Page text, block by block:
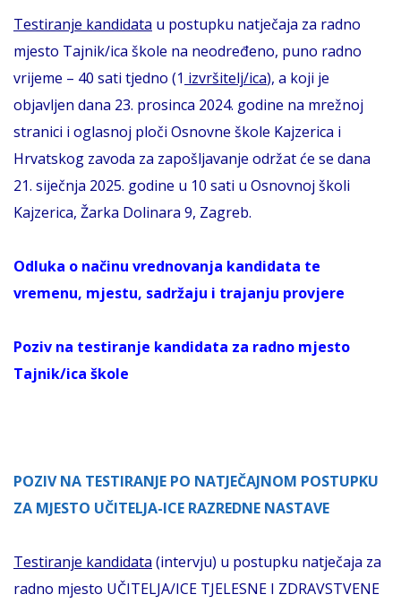
Testiranje kandidata u postupku natječaja za radno
mjesto Tajnik/ica škole na neodređeno, puno radno
vrijeme – 40 sati tjedno (1 izvršitelj/ica), a koji je
objavljen dana 23. prosinca 2024. godine na mrežnoj
stranici i oglasnoj ploči Osnovne škole Kajzerica i
Hrvatskog zavoda za zapošljavanje održat će se dana
21. siječnja 2025. godine u 10 sati u Osnovnoj školi
Kajzerica, Žarka Dolinara 9, Zagreb.
Odluka o načinu vrednovanja kandidata te
vremenu, mjestu, sadržaju i trajanju provjere
Poziv na testiranje kandidata za radno mjesto
Tajnik/ica škole
POZIV NA TESTIRANJE PO NATJEČAJNOM POSTUPKU
ZA MJESTO UČITELJA-ICE RAZREDNE NASTAVE
Testiranje kandidata (intervju) u postupku natječaja za
radno mjesto UČITELJA/ICE TJELESNE I ZDRAVSTVENE